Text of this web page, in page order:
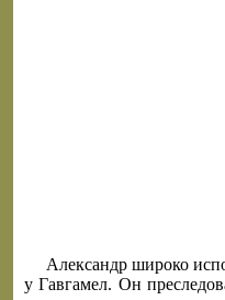
Александр широко
у Гавгамел. Он